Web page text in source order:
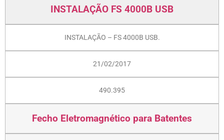
INSTALAÇÃO FS 4000B USB
INSTALAÇÃO – FS 4000B USB.
21/02/2017
490.395
Fecho Eletromagnético para Batentes